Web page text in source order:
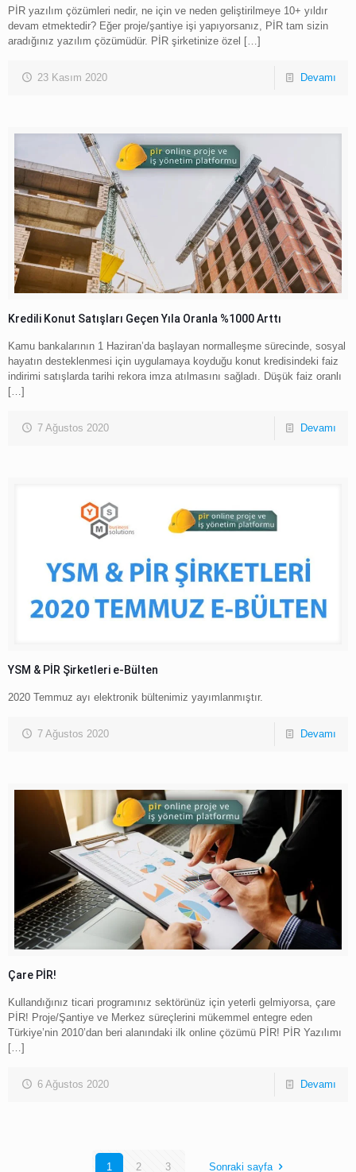
PİR yazılım çözümleri nedir, ne için ve neden geliştirilmeye 10+ yıldır
devam etmektedir? Eğer proje/şantiye işi yapıyorsanız, PİR tam sizin
aradığınız yazılım çözümüdür. PİR şirketinize özel […]
23 Kasım 2020 Devamı
Kredili Konut Satışları Geçen Yıla Oranla %1000 Arttı
Kamu bankalarının 1 Haziran’da başlayan normalleşme sürecinde, sosyal
hayatın desteklenmesi için uygulamaya koyduğu konut kredisindeki faiz
indirimi satışlarda tarihi rekora imza atılmasını sağladı. Düşük faiz oranlı
[…]
7 Ağustos 2020 Devamı
YSM & PİR Şirketleri e-Bülten
2020 Temmuz ayı elektronik bültenimiz yayımlanmıştır.
7 Ağustos 2020 Devamı
Çare PİR!
Kullandığınız ticari programınız sektörünüz için yeterli gelmiyorsa, çare
PİR! Proje/Şantiye ve Merkez süreçlerini mükemmel entegre eden
Türkiye’nin 2010’dan beri alanındaki ilk online çözümü PİR! PİR Yazılımı
[…]
6 Ağustos 2020 Devamı
1 2 3 Sonraki sayfa